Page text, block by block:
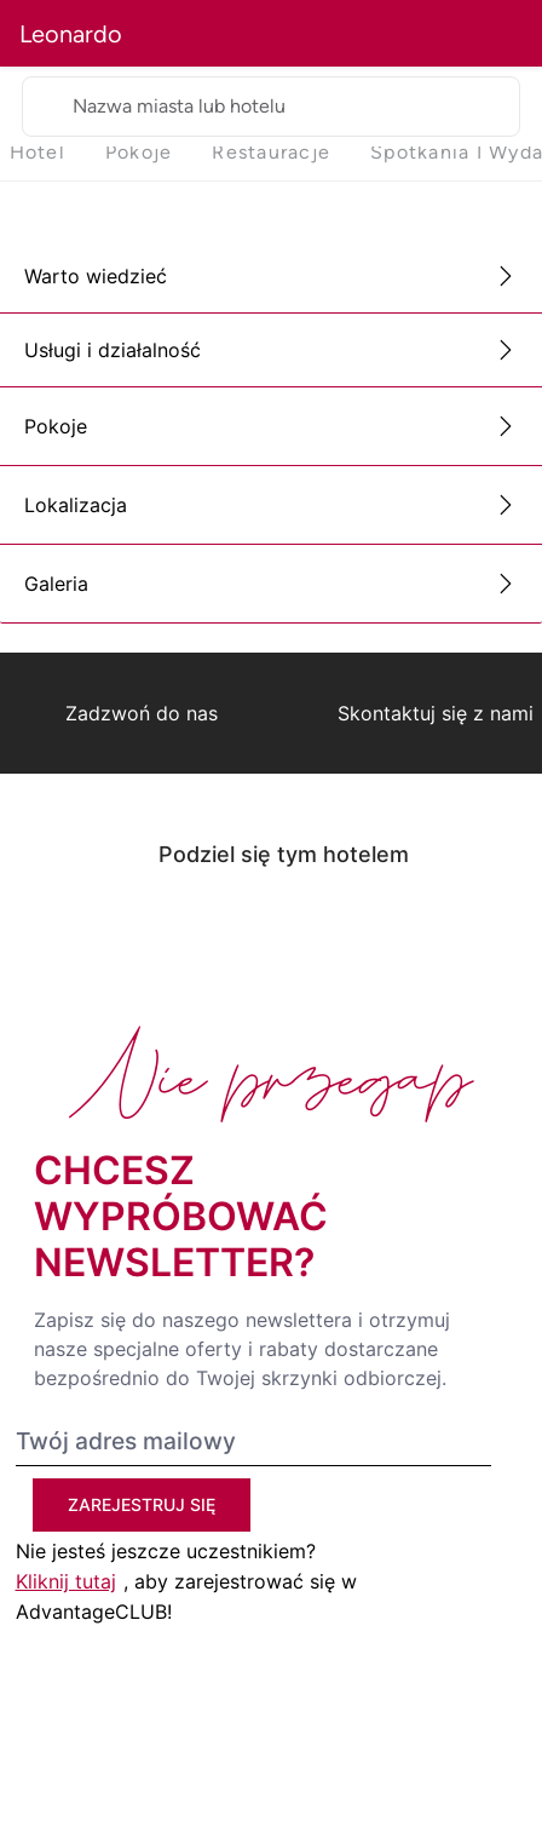
Leonardo
Nazwa miasta lub hotelu
Hotel Pokoje Restauracje Spotkania I
Warto wiedzieć
Usługi i działalność
Pokoje
Lokalizacja
Galeria
Zadzwoń do nas Skontaktuj się z nami
Podziel się tym hotelem
CHCESZ
WYPRÓBOWAĆ
NEWSLETTER?
Zapisz się do naszego newslettera i otrzymuj
nasze specjalne oferty i rabaty dostarczane
bezpośrednio do Twojej skrzynki odbiorczej.
ZAREJESTRUJ SIĘ
Nie jesteś jeszcze uczestnikiem?
Kliknij tutaj , aby zarejestrować się w
AdvantageCLUB!
Nie przegap